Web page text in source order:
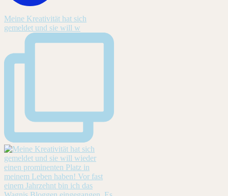
Meine Kreativität hat sich
gemeldet und sie will w